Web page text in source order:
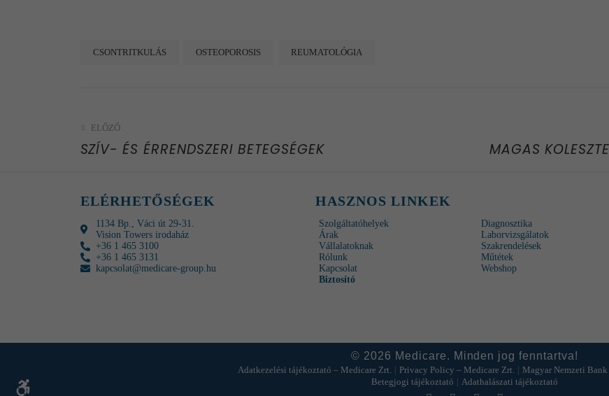
CSONTRITKULÁS OSTEOPOROSIS REUMATOLÓGIA
ELŐZŐ
SZÍV- ÉS ÉRRENDSZERI BETEGSÉGEK MAGAS
ELÉRHETŐSÉGEK
1134 Bp., Váci út 29-31.
Vision Towers irodaház
+36 1 465 3100
+36 1 465 3131
kapcsolat@medicare-group.hu
HASZNOS LINKEK
Szolgáltatóhelyek
Árak
Vállalatoknak
Rólunk
Kapcsolat
Biztosító
Diagnosztika
Laborvizsgálatok
Szakrendelések
Műtétek
Webshop
© 2026 Medicare. Minden jog fenntartva!
Adatkezelési tájékoztató – Medicare Zrt. | Privacy Policy – Medicare Zrt. | Magyar Nemzeti
Betegjogi tájékoztató | Adathalászati tájékoztató